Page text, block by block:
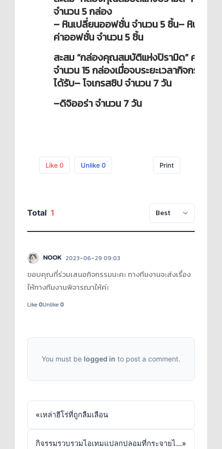
จำนวน 5 กล่อง
– หินเปลี่ยนออฟชั่น จำนวน 5 ชิ้น– หินเปลี่ย
ค่าออฟชั่น จำนวน 5 ชิ้น
สะสม “กล่องคุณสมบัติแห่งปิรามิด” ครบ
จำนวน 15 กล่องเมื่อจบระยะเวลากิจกรรมจะ
ได้รับ– โจเกรสชิป จำนวน 7 วัน
–ดิจิออร่า จำนวน 7 วัน
Like 0 Unlike 0 Print
Total 1
NOOK 2023-06-29 09:03
ขอบคุณที่ร่วมเสนอกิจกรรมนะคะ ทางทีมงานจะส่งเรื่อง
ให้ทางทีมงานพิจารณาให้ค่ะ
Like0Unlike0
You must be logged in to post a comment.
«เหล่าฮีโร่ที่ถูกลืมเลือน
กิจรรมรวบรวมไอเทมแปลกปลอมที่กระจายไปทั่วดิจิตอลเวิล»